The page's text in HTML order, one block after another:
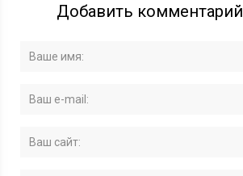
Добавить комментарий